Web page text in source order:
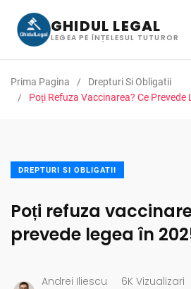
GHIDUL LEGAL
LEGEA PE ÎNȚELESUL TUTUROR
Prima Pagina
Drepturi Si Obligatii
Poți Refuza Vaccinarea? Ce Prevede
DREPTURI SI OBLIGATII
Poți refuza
prevede legea în
Andrei Iliescu 6K Vizualizari